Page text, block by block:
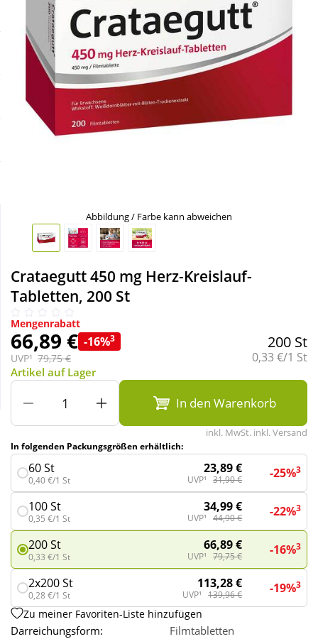
Neuheiten
Sale
Schnäppchen
Sparsets
Diabetes
Körperpflege & Kosmetik
Liebe & Erotik
Mutter & Kind
Natur & Homöopathie
Sanitätshaus
Sport & Fitness
Tierbedarf
Wellness
Abbildung / Farbe kann abweichen
Crataegutt 450 mg Herz-Kreislauf-
Tabletten, 200 St
Mengenrabatt
66,89 € -16%3
UVP¹ 79,75 €
200 St
Grundpreis:
0,33 €/1 St
Artikel auf Lager
In den Warenkorb
inkl. MwSt. inkl. Versand
In folgenden Packungsgrößen erhältlich:
60 St
0,40 €/1 St
23,89 €
UVP¹ 31,90 € -25%3
100 St
0,35 €/1 St
34,99 €
UVP¹ 44,90 € -22%3
200 St
0,33 €/1 St
66,89 €
UVP¹ 79,75 € -16%3
2x200 St
0,28 €/1 St
113,28 €
UVP¹ 139,96 € -19%3
Zu meiner Favoriten-Liste hinzufügen
Darreichungsform:
Filmtabletten